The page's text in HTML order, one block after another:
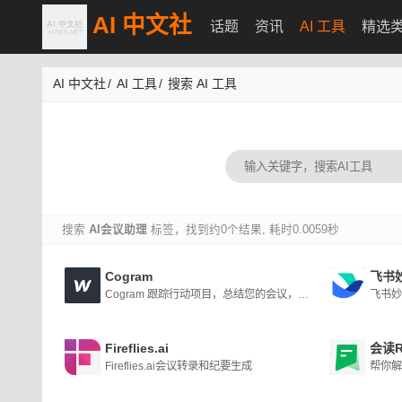
AI 中文社 话题 资讯 AI 工具 精选
AI 中文社/ AI 工具/ 搜索 AI 工具
搜索 AI会议助理 标签，找到约0个结果, 耗时0.0059秒
Cogram
Cogram 跟踪行动项目，总结您的会议，并可以将关键信息同步到您的 CRM，每周为您节省时间。
飞书
飞书
Fireflies.ai
Fireflies.ai会议转录和纪要生成
会读